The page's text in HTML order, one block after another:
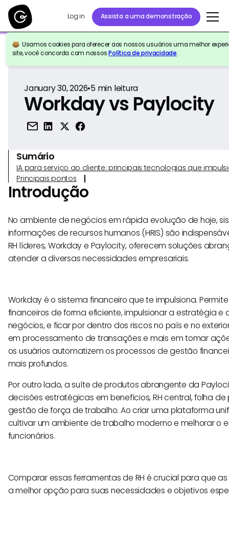
Log in Assista a uma demonstração
Usamos cookies para oferecer aos nossos usuários uma melhor
site, você concorda com nossosPolítica de privacidade.
Voltar para a referência
January 30, 2026•5min leitura
Workday vs Paylocity
Sumário
IA para serviço ao cliente: principais tecnologias que
Principais pontos
Introdução
No ambiente de negócios em rápida evolução de hoje,
informações de recursos humanos (HRIS) são
RH líderes, Workday e Paylocity, oferecem soluções
atender a diversas necessidades empresariais.
Workday é o sistema financeiro que te impulsiona.
financeiros de forma eficiente, impulsionar a estratégia e
negócios, e ficar por dentro dos riscos no país e no
em processamento de transações e mais em tomar
os usuários automatizem os processos de gestão
mais profundos.
Por outro lado, a suíte de produtos abrangente da
decisões estratégicas em benefícios, RH central, folha
gestão de força de trabalho. Ao criar uma plataforma
cultivar um ambiente de trabalho moderno e melhorar o
funcionários.
Comparar essas ferramentas de RH é crucial para que
a melhor opção para suas necessidades e objetivos